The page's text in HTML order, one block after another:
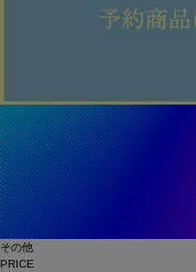
その他
PRICE